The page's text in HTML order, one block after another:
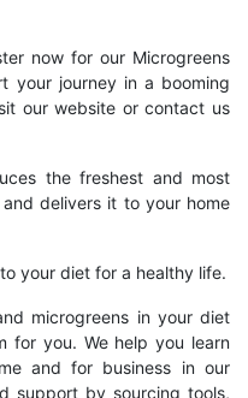
now for our Microgreens
your journey in a booming
our website or contact us
the freshest and most
delivers it to your home
your diet for a healthy life.
microgreens in your diet
for you. We help you learn
and for business in our
support by sourcing tools,